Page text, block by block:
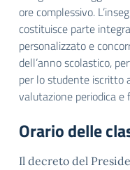
ore complessivo.
costituisce parte
personalizzato e
dell’anno scolastico,
per lo studente iscritto
valutazione periodica e
Orario delle
Il decreto del